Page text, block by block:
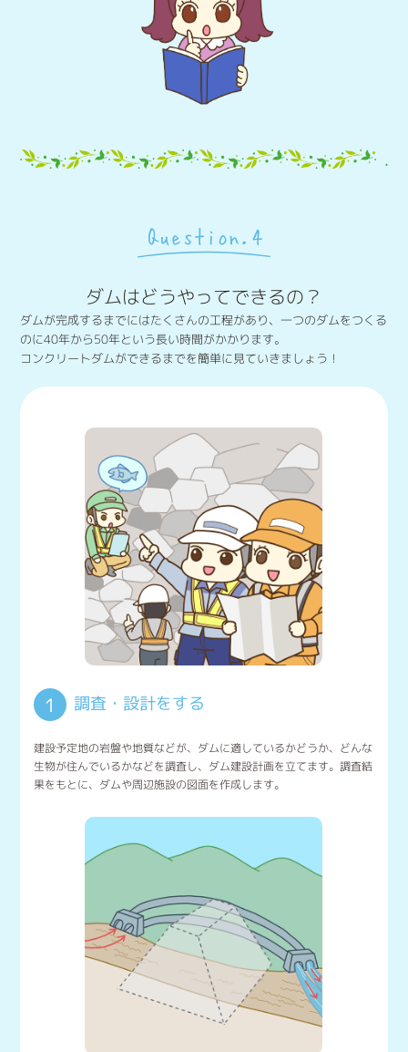
ダムはどうやってできるの？
ダムが完成するまでにはたくさんの工程があり、一つのダムをつくる
のに40年から50年という長い時間がかかります。
コンクリートダムができるまでを簡単に見ていきましょう！
1 調査・設計をする
建設予定地の岩盤や地質などが、ダムに適しているかどうか、どんな
生物が住んでいるかなどを調査し、ダム建設計画を立てます。調査結
果をもとに、ダムや周辺施設の図面を作成します。